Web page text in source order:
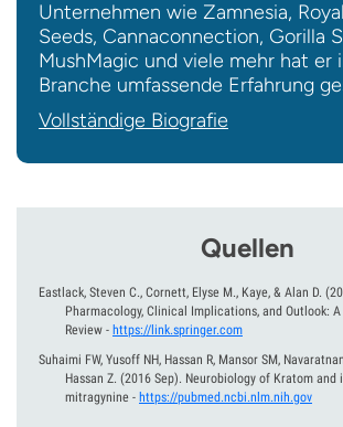
Unternehmen wie Zamnesia,
Seeds, Cannaconnection, Gorilla
MushMagic und viele mehr hat er
Branche umfassende Erfahrung
Vollständige Biografie
Quellen
Eastlack, Steven C., Cornett, Elyse M., Kaye, & Alan D.
Pharmacology, Clinical Implications, and Outlook:
Review - https://link.springer.com
Suhaimi FW, Yusoff NH, Hassan R, Mansor SM,
Hassan Z. (2016 Sep). Neurobiology of Kratom and
mitragynine - https://pubmed.ncbi.nlm.nih.gov